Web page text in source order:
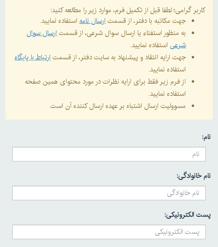
کاربر گرامی؛ لطفا قبل از تکمیل فرم، موارد زیر را مطالعه کنید:
جهت مکاتبه با دفتر، از قسمتارسال نامه استفاده نمایید.
به منظور استفتاء یا ارسال سوال شرعی، از قسمتارسال سوال
شرعی استفاده نمایید.
جهت ارایه انتقاد و پیشنهاد به سایت دفتر، از قسمتارتباط با پایگاه
استفاده نمایید.
از فرم زیر فقط برای ارایه نظرات در مورد محتوای همین صفحه
استفاده نمایید.
مسوولیت ارسال اشتباه بر عهده ارسال کننده آن است.
نام:
نام خانوادگی:
پست الکترونیکی: